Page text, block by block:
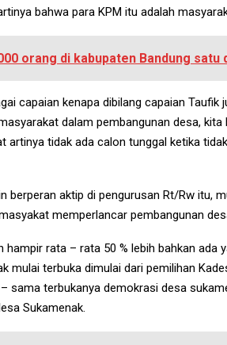
bahwa para KPM itu adalah
orang di kabupaten Bandung
capaian kenapa dibilang capaian
dalam pembangunan desa,
artinya tidak ada calon tunggal ketika
aktip di pengurusan Rt/Rw itu,
memperlancar pembangunan
rata – rata 50 % lebih bahkan ada
mulai terbuka dimulai dari pemilihan
sama terbukanya demokrasi desa
Sukamenak.